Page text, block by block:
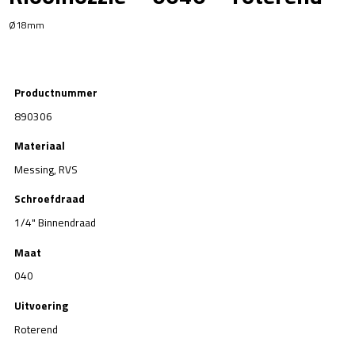
Ø18mm
Productnummer
890306
Materiaal
Messing, RVS
Schroefdraad
1/4" Binnendraad
Maat
040
Uitvoering
Roterend